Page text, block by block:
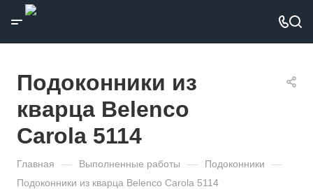
Подоконники из
кварца Belenco
Carola 5114
Главная — Выполненные работы — Подоконники —
Подоконники из кварца Belenco Carola 5114